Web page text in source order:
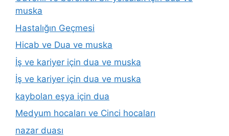
muska
Hastalığın Geçmesi
Hicab ve Dua ve muska
İş ve kariyer için dua ve muska
İş ve kariyer için dua ve muska
kaybolan eşya için dua
Medyum hocaları ve Cinci hocaları
nazar duası